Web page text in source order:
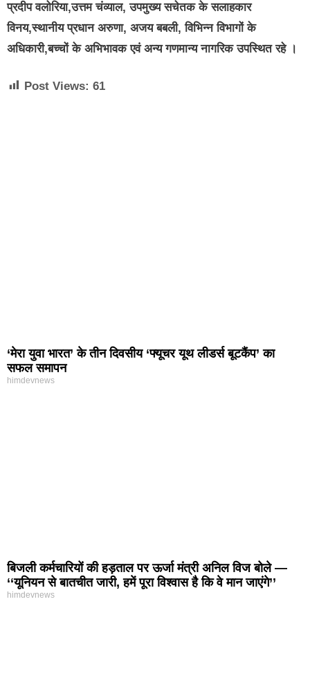
प्रदीप वलोरिया,उत्तम चंव्याल, उपमुख्य सचेतक के सलाहकार
विनय,स्थानीय प्रधान अरुणा, अजय बबली, विभिन्न विभागों के
अधिकारी,बच्चों के अभिभावक एवं अन्य गणमान्य नागरिक उपस्थित रहे ।
Post Views: 61
‘मेरा युवा भारत’ के तीन दिवसीय ‘फ्यूचर यूथ लीडर्स बूटकैंप’ का
सफल समापन
himdevnews
बिजली कर्मचारियों की हड़ताल पर ऊर्जा मंत्री अनिल विज बोले —
‘‘यूनियन से बातचीत जारी, हमें पूरा विश्वास है कि वे मान जाएंगे’’
himdevnews